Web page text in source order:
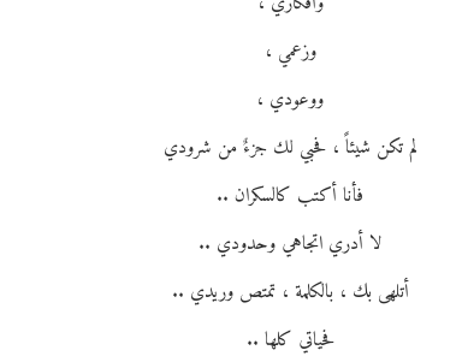
وزعمي ،
ووعودي ،
لم تكن شيئاً ، فحبي لك جزءٌ من شرودي
فأنا أكتب كالسكران ..
لا أدري اتجاهي وحدودي ..
أتلهى بك ، بالكلمة ، تمتص وريدي ..
فحياتي كلها ..